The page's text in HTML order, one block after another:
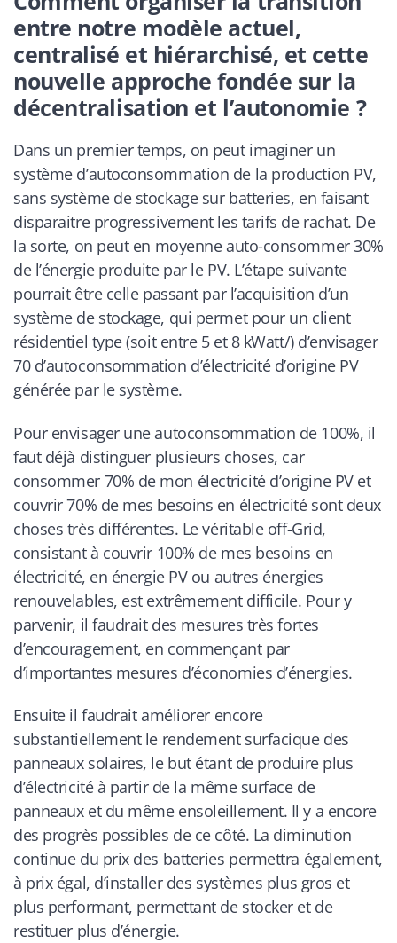
entre notre modèle actuel,
centralisé et hiérarchisé, et cette
nouvelle approche fondée sur la
décentralisation et l’autonomie ?
Dans un premier temps, on peut imaginer un
système d’autoconsommation de la production PV,
sans système de stockage sur batteries, en faisant
disparaitre progressivement les tarifs de rachat. De
la sorte, on peut en moyenne auto-consommer 30%
de l’énergie produite par le PV. L’étape suivante
pourrait être celle passant par l’acquisition d’un
système de stockage, qui permet pour un client
résidentiel type (soit entre 5 et 8 kWatt/) d’envisager
70 d’autoconsommation d’électricité d’origine PV
générée par le système.
Pour envisager une autoconsommation de 100%, il
faut déjà distinguer plusieurs choses, car
consommer 70% de mon électricité d’origine PV et
couvrir 70% de mes besoins en électricité sont deux
choses très différentes. Le véritable off-Grid,
consistant à couvrir 100% de mes besoins en
électricité, en énergie PV ou autres énergies
renouvelables, est extrêmement difficile. Pour y
parvenir, il faudrait des mesures très fortes
d’encouragement, en commençant par
d’importantes mesures d’économies d’énergies.
Ensuite il faudrait améliorer encore
substantiellement le rendement surfacique des
panneaux solaires, le but étant de produire plus
d’électricité à partir de la même surface de
panneaux et du même ensoleillement. Il y a encore
des progrès possibles de ce côté. La diminution
continue du prix des batteries permettra également,
à prix égal, d’installer des systèmes plus gros et
plus performant, permettant de stocker et de
restituer plus d’énergie.